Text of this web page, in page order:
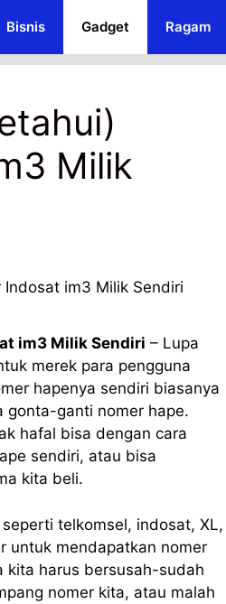
Bisnis Gadget Ragam
Milik
im3 Milik Sendiri – Lupa
merek para pengguna
hapenya sendiri biasanya
gonta-ganti nomer hape.
hafal bisa dengan cara
sendiri, atau bisa
kita beli.
telkomsel, indosat, XL,
untuk mendapatkan nomer
kita harus bersusah-sudah
nomer kita, atau malah